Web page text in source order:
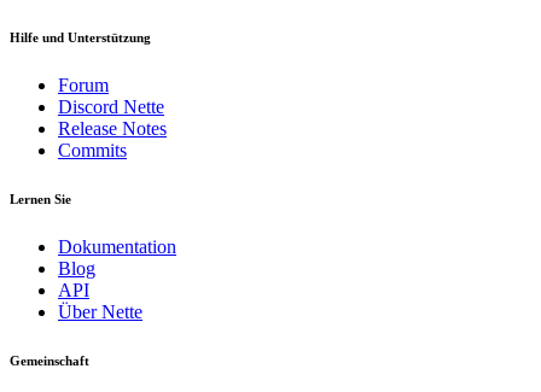
Hilfe und Unterstützung
Forum
Discord Nette
Release Notes
Commits
Lernen Sie
Dokumentation
Blog
API
Über Nette
Gemeinschaft